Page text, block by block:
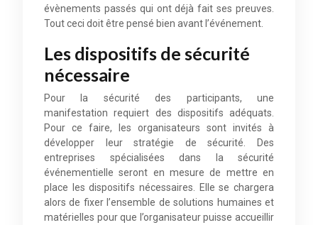
évènements passés qui ont déjà fait ses preuves.
Tout ceci doit être pensé bien avant l’événement.
Les dispositifs de sécurité
nécessaire
Pour la sécurité des participants, une
manifestation requiert des dispositifs adéquats.
Pour ce faire, les organisateurs sont invités à
développer leur stratégie de sécurité. Des
entreprises spécialisées dans la sécurité
événementielle seront en mesure de mettre en
place les dispositifs nécessaires. Elle se chargera
alors de fixer l’ensemble de solutions humaines et
matérielles pour que l’organisateur puisse accueillir